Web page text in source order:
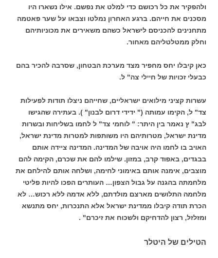
ולהפקיר את כל רכושם כדי למלט את נפשם. אילו נשארו היו
מסכנים את חייהם. ברגע האחרון נמלטו וצבאו על שער פאטמה
מתחנינים להכניסם לישראל כשהם משאירים את מכוניותיהם
וחלק ממטלטליהם מאחור.
כאן קיבלו יחס מחפיר מצד מערכת הבטחון, שסרבה להכיר בהם
כבעלי זכויות של חיילי צה" ל.
עשרות קציני מילואים ישראליים, שחייהם ניצלו תודות לפעילות
צד" ל, הקימו עמותה (" ידידי דרום לבנון" ). בעתירה שהגישו
לבג" ץ נאמר בין היתר: " לוחמי צד" ל לחמו בשליחות ובשרות
מדינת ישראל, מטרותיהם היו משותפות למטרות מדינת ישראל,
האויב בו לחמו היה אויבה של המדינה. המדינה ציידה אותם
בבגדים, באפוד קרב, במזון. שילמו להם את שכרם, הקימה להם
מוצבים, אימנה אותם באימוני לחימה, ושלחה אותם להילחם את
מלחמתה בהגנה על גבול הצפון… העותרים הפכו להיות פליטי
מלחמה התלושים מארצם מולדתם, ללא אדמה ללא רכוש… לא
הכרת תודה קיבלו ממדינת ישראל אלא התנכרות, יחס מתנשא
ומזלזל, רצון להדחיקם ולשכוח את זיכרם" .
הטילים של היטלר